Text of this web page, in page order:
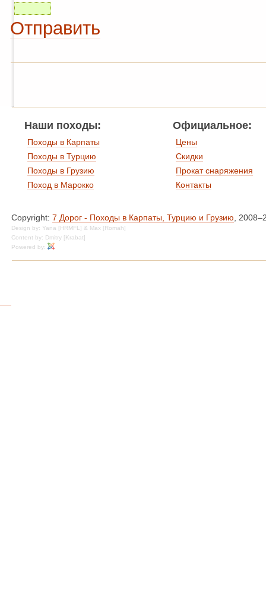
Отправить
Наши походы:
Походы в Карпаты
Походы в Турцию
Походы в Грузию
Поход в Марокко
Официальное:
Цены
Скидки
Прокат снаряжения
Контакты
Copyright: 7 Дорог - Походы в Карпаты, Турцию и Грузию,
Design by: Yana [HRMFL] & Max [Romah]
Content by: Dmitry [Krabat]
Powered by: